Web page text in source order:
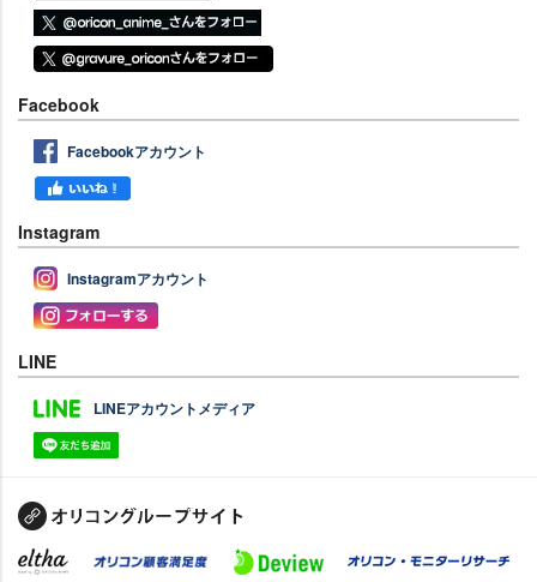
Facebook
Facebookアカウント
Instagram
Instagramアカウント
LINE
LINEアカウントメディア